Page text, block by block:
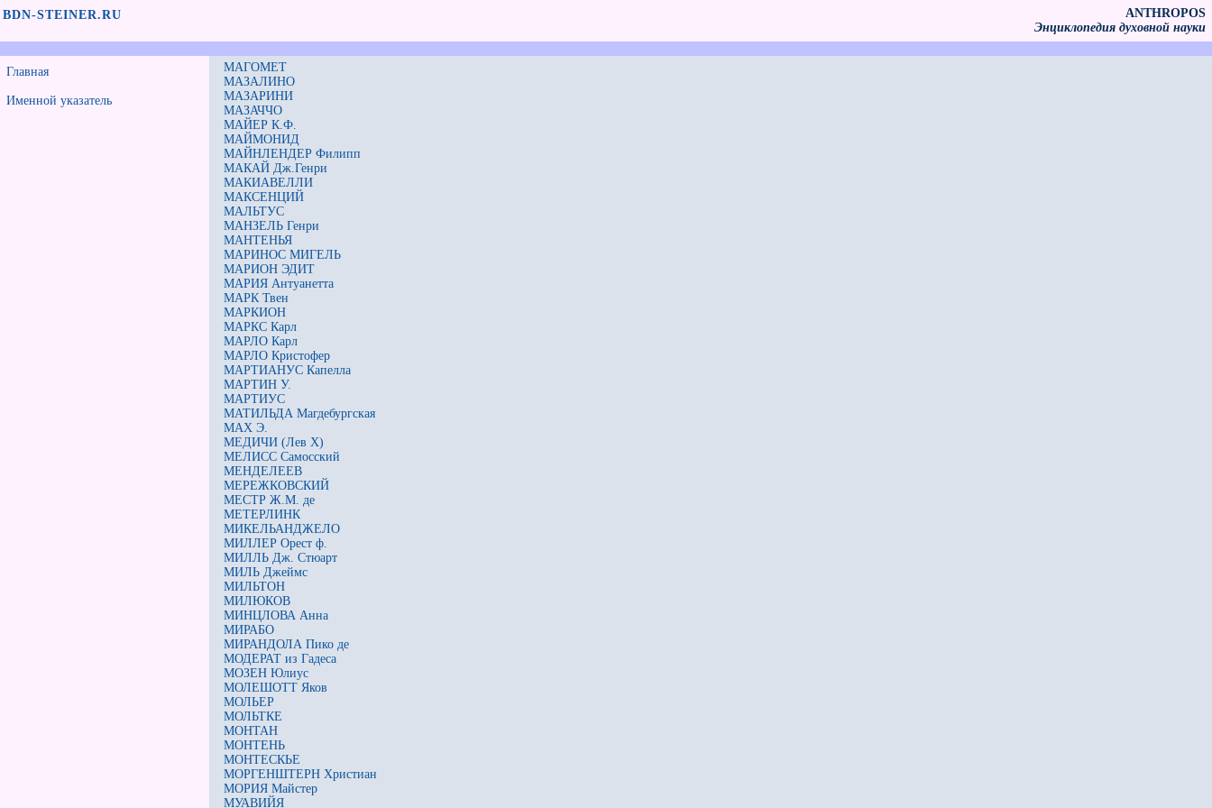
BDN-STEINER.RU
ANTHROPOS
Энциклопедия духовной науки
Главная
Именной указатель
МАГОМЕТ
МАЗАЛИНО
МАЗАРИНИ
МАЗАЧЧО
МАЙЕР К.Ф.
МАЙМОНИД
МАЙНЛЕНДЕР Филипп
МАКАЙ Дж.Генри
МАКИАВЕЛЛИ
МАКСЕНЦИЙ
МАЛЬТУС
МАНЗЕЛЬ Генри
МАНТЕНЬЯ
МАРИНОС МИГЕЛЬ
МАРИОН ЭДИТ
МАРИЯ Антуанетта
МАРК Твен
МАРКИОН
МАРКС Карл
МАРЛО Карл
МАРЛО Кристофер
МАРТИАНУС Капелла
МАРТИН У.
МАРТИУС
МАТИЛЬДА Магдебургская
МАХ Э.
МЕДИЧИ (Лев Х)
МЕЛИСС Самосский
МЕНДЕЛЕЕВ
МЕРЕЖКОВСКИЙ
МЕСТР Ж.М. де
МЕТЕРЛИНК
МИКЕЛЬАНДЖЕЛО
МИЛЛЕР Орест ф.
МИЛЛЬ Дж. Стюарт
МИЛЬ Джеймс
МИЛЬТОН
МИЛЮКОВ
МИНЦЛОВА Анна
МИРАБО
МИРАНДОЛА Пико де
МОДЕРАТ из Гадеса
МОЗЕН Юлиус
МОЛЕШОТТ Яков
МОЛЬЕР
МОЛЬТКЕ
МОНТАН
МОНТЕНЬ
МОНТЕСКЬЕ
МОРГЕНШТЕРН Христиан
МОРИЯ Майстер
МУАВИЙЯ